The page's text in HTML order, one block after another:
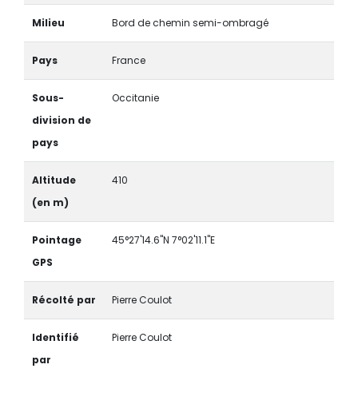
Milieu Bord de chemin semi-ombragé
Pays France
Sous-
division de
pays
Occitanie
Altitude
(en m)
410
Pointage
GPS
45°27'14.6"N 7°02'11.1"E
Récolté par Pierre Coulot
Identifié
par
Pierre Coulot